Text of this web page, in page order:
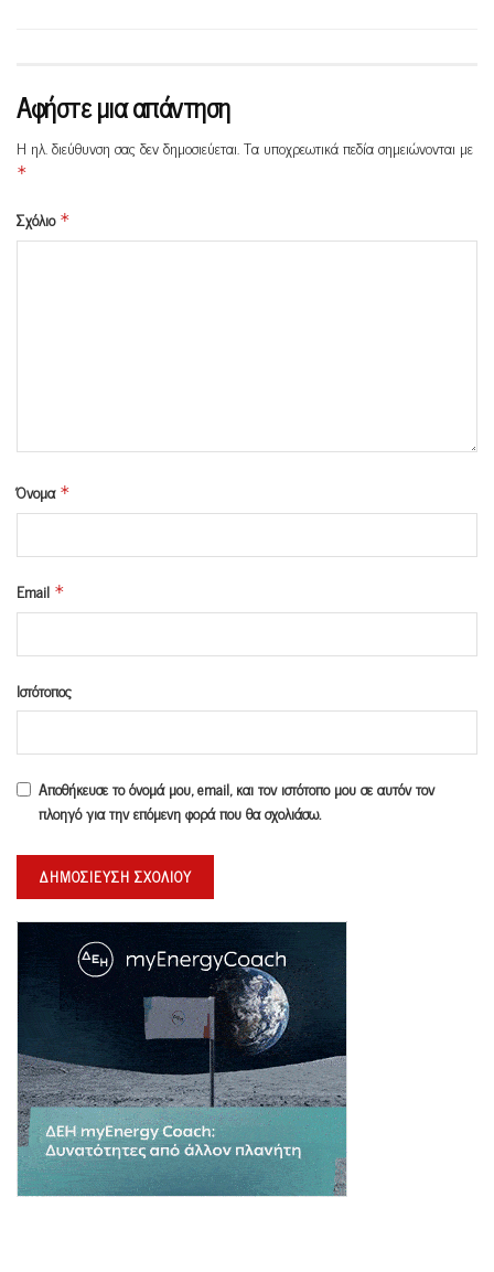
Αφήστε μια απάντηση
Η ηλ. διεύθυνση σας δεν δημοσιεύεται.Τα υποχρεωτικά πεδία σημειώνονται με
*
Σχόλιο *
Όνομα *
Email *
Ιστότοπος
Αποθήκευσε το όνομά μου, email, και τον ιστότοπο μου σε αυτόν τον
πλοηγό για την επόμενη φορά που θα σχολιάσω.